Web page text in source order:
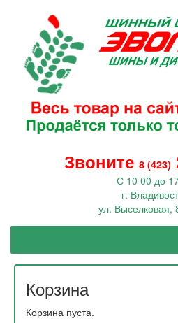
Звоните 8 (423)
С 10 00 до
г.
ул. Выселковая,
Корзина
Корзина пуста.